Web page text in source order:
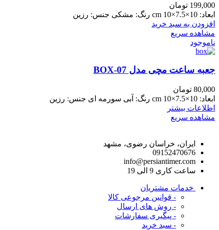
199,000 تومان
ابعاد: 10×7.5×10 cm رنگ: مشکی جنس: رزین
افزودن به سبد خرید
مشاهده سریع
ناموجود
جعبه ساعت مچی مدل BOX-07
80,000 تومان
ابعاد: 10×7.5×10 cm رنگ: آبی سورمه ای جنس: رزین
اطلاعات بیشتر
مشاهده سریع
ایران، خراسان رضوی، مشهد
09152470676
info@persiantimer.com
ساعت کاری 9 الی 19
خدمات مشتریان
- قوانین مرجوعی کالا
- روش های ارسال
- پیگیری سفارشات
- سبد خرید